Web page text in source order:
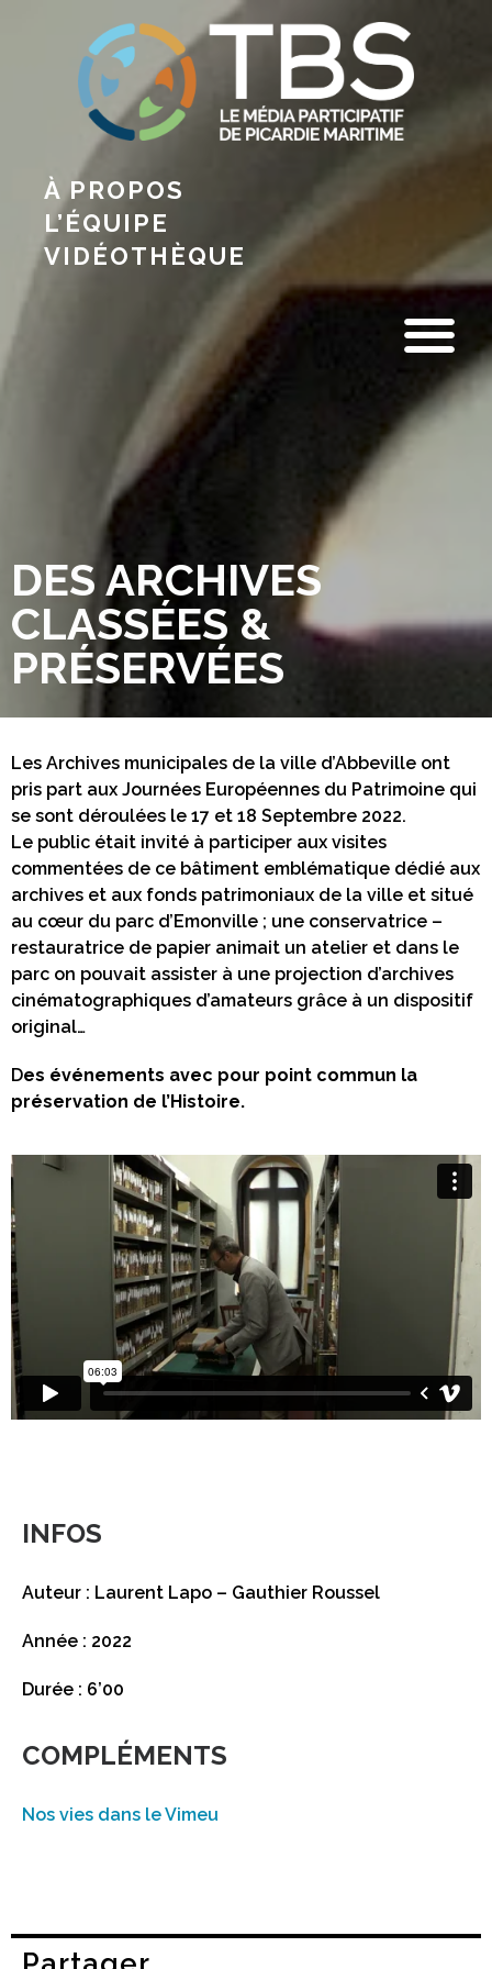
À PROPOS
L’ÉQUIPE
VIDÉOTHÈQUE
DES ARCHIVES
CLASSÉES &
PRÉSERVÉES
Les Archives municipales de la ville d’Abbeville ont
pris part aux Journées Européennes du Patrimoine qui
se sont déroulées le 17 et 18 Septembre 2022.
Le public était invité à participer aux visites
commentées de ce bâtiment emblématique dédié aux
archives et aux fonds patrimoniaux de la ville et situé
au cœur du parc d’Emonville ; une conservatrice –
restauratrice de papier animait un atelier et dans le
parc on pouvait assister à une projection d’archives
cinématographiques d’amateurs grâce à un dispositif
original…
Des événements avec pour point commun la
préservation de l’Histoire.
INFOS
Auteur : Laurent Lapo – Gauthier Roussel
Année : 2022
Durée : 6’00
COMPLÉMENTS
Nos vies dans le Vimeu